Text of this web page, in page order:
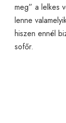
meg” a lelkes
lenne
hiszen ennél
sofőr.